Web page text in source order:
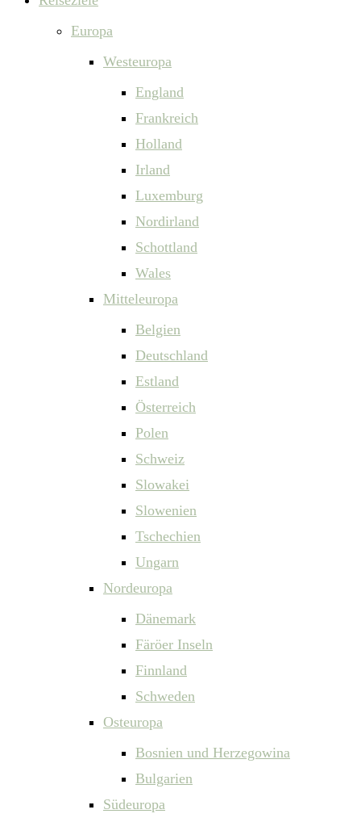
Europa
Westeuropa
England
Frankreich
Holland
Irland
Luxemburg
Nordirland
Schottland
Wales
Mitteleuropa
Belgien
Deutschland
Estland
Österreich
Polen
Schweiz
Slowakei
Slowenien
Tschechien
Ungarn
Nordeuropa
Dänemark
Färöer Inseln
Finnland
Schweden
Osteuropa
Bosnien und Herzegowina
Bulgarien
Südeuropa